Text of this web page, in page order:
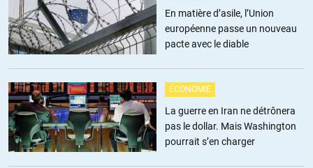
réelle et un pas de plus vers votre émancipation de ce système vérolé
qui ne dit plus le vrai mais le faux et ne rend plus la justice mais fait
trembler les humbles s’ils osent lui résister.
Je vous apprécie beaucoup Olivier depuis 2013(Maïdan) où je vous
suis, et c’est avec une certaine tendresse que je souhaite que vous
perdiez formellement, quel paradoxe!
+2 ALERTER
En matière d’asile, l’Union
européenne passe un nouveau
pacte avec le diable
ÉCONOMIE
La guerre en Iran ne détrônera
pas le dollar. Mais Washington
pourrait s’en charger